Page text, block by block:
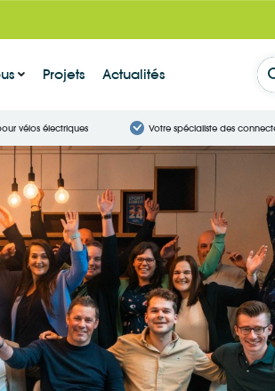
Projets Actualités
vélos électriques Votre spécialiste des